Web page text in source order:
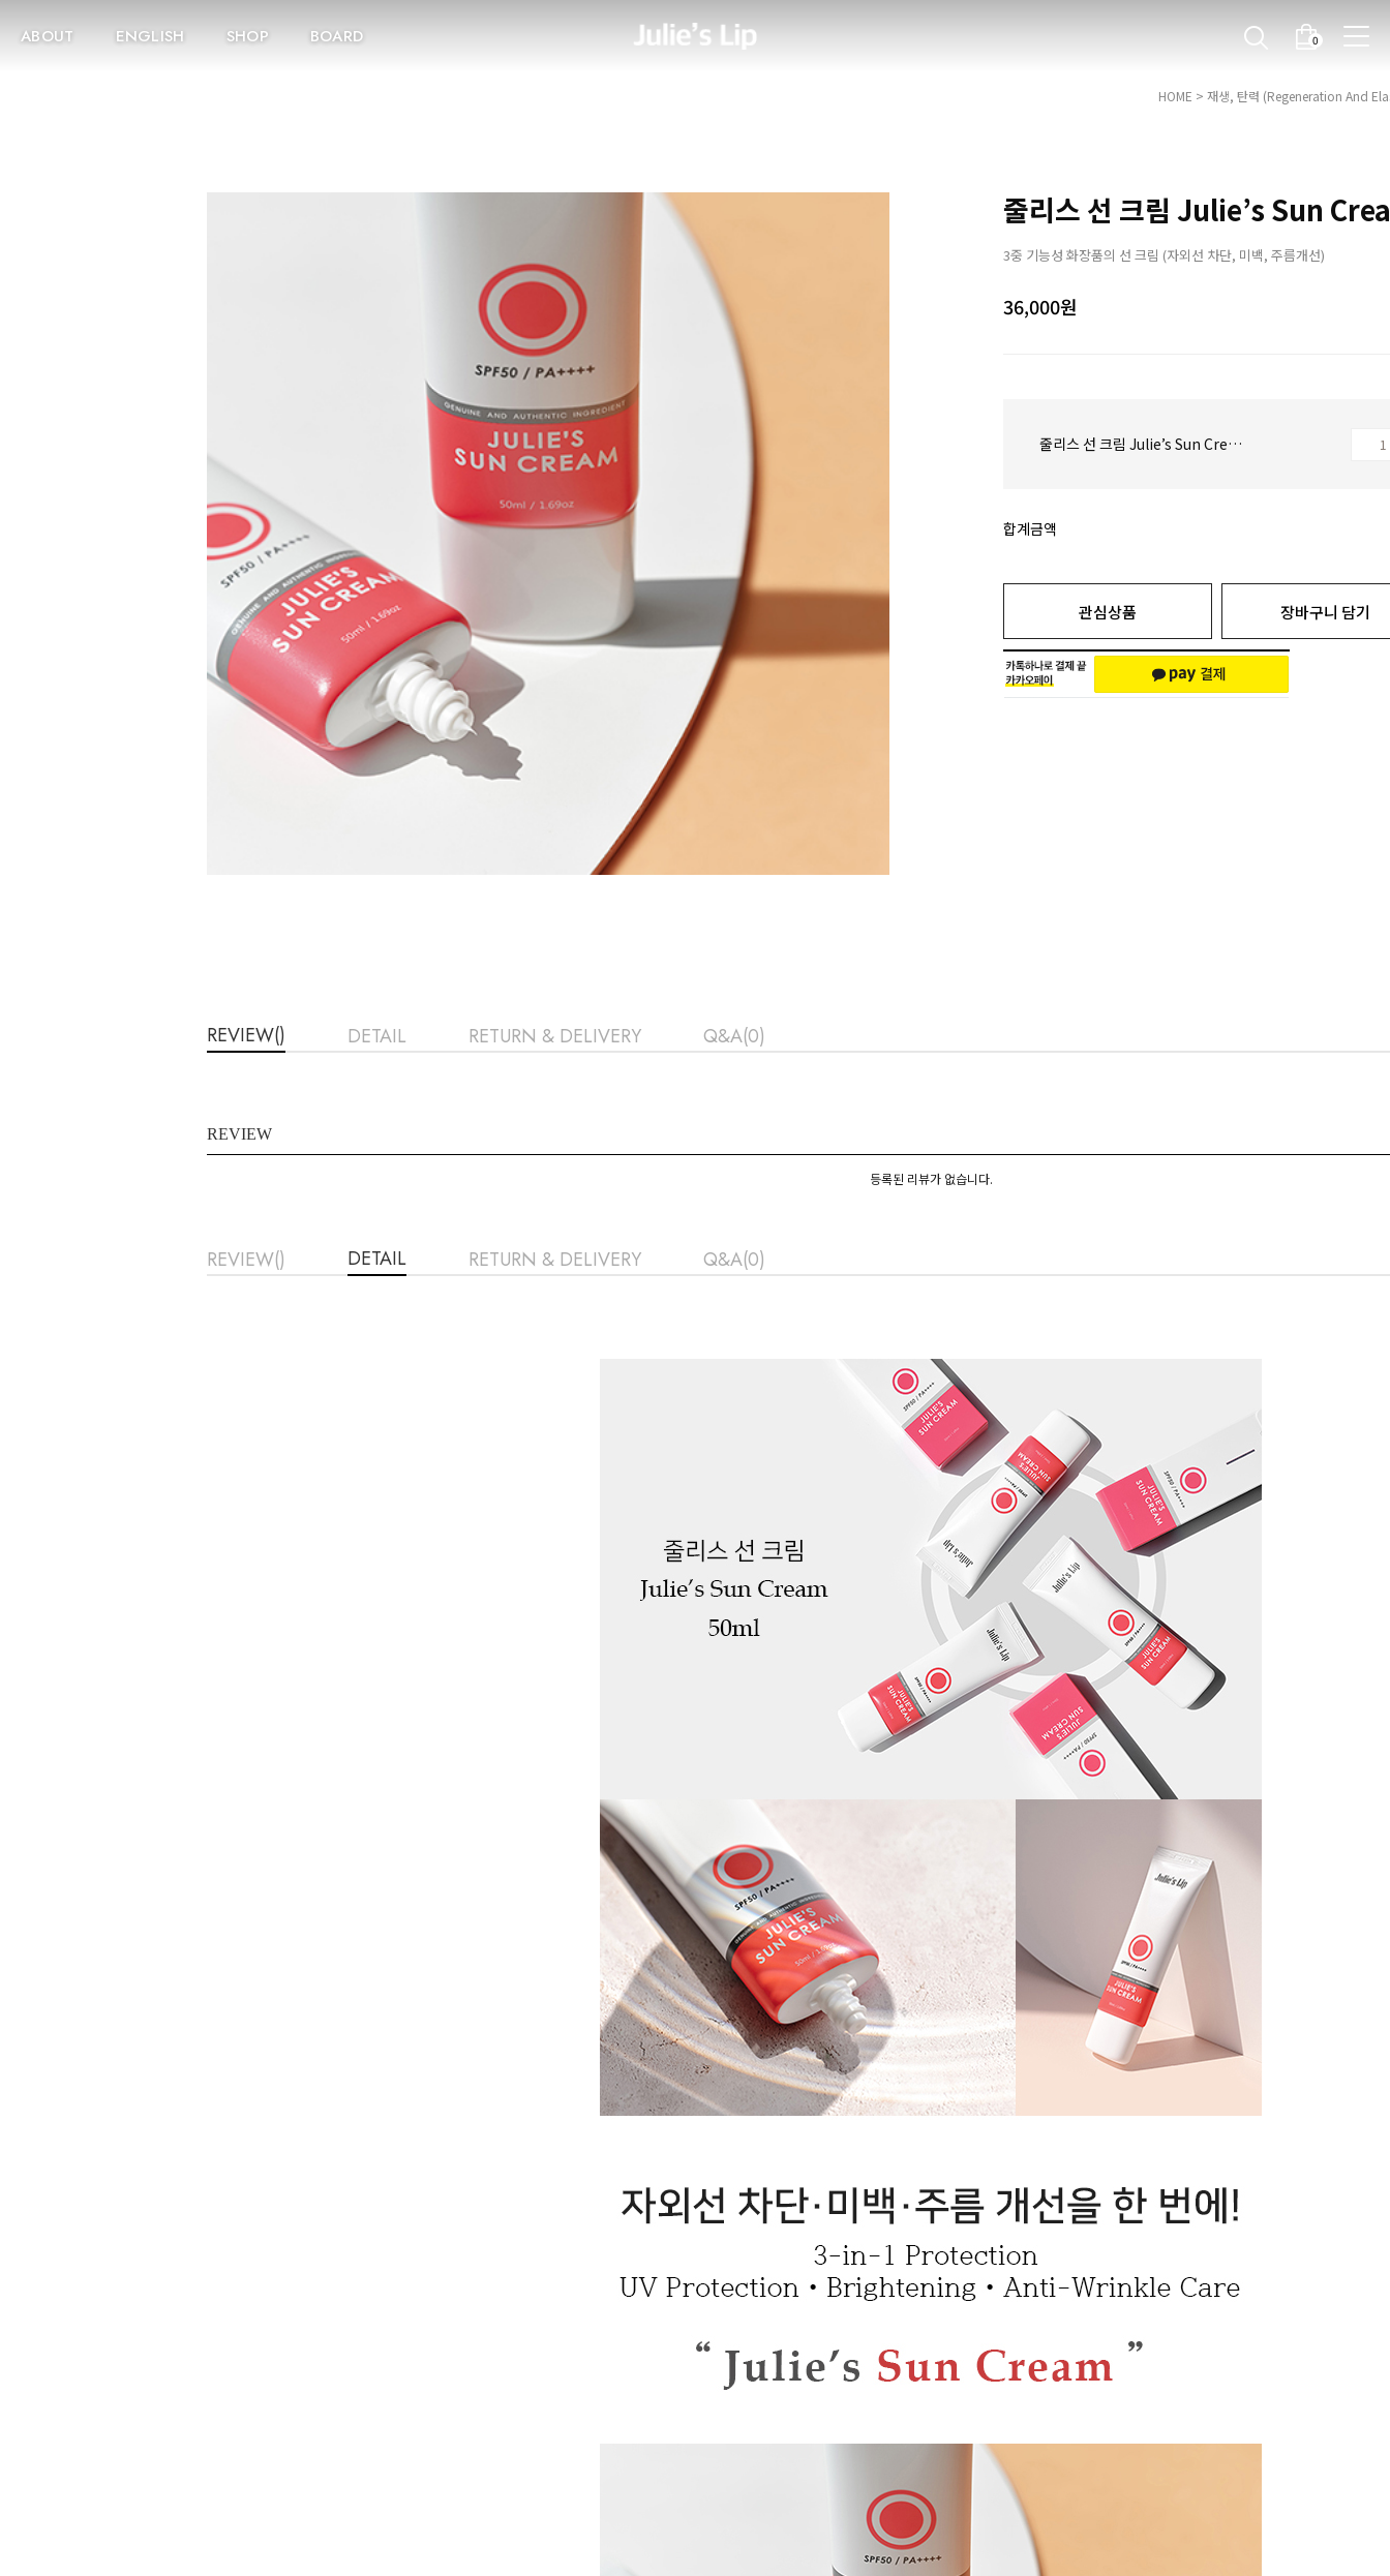
ABOUT ENGLISH SHOP BOARD 0
HOME > 재생, 탄력 (Regeneration And
줄리스 선 크림 Julie’s Sun
3중 기능성 화장품의 선 크림 (자외선 차단, 미백, 주름개선)
36,000원
줄리스 선 크림 Julie’s Sun Cream : 50ml
합계금액
관심상품 장바구니 담기
REVIEW() DETAIL RETURN & DELIVERY Q&A(0)
REVIEW
등록된 리뷰가 없습니다.
REVIEW() DETAIL RETURN & DELIVERY Q&A(0)